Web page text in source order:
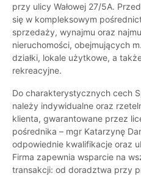
przy ulicy Wałowej 27/5A.
się w kompleksowym
sprzedaży, wynajmu oraz
nieruchomości, obejmujących
działki, lokale użytkowe, a
rekreacyjne.
Do charakterystycznych cech
należy indywidualne oraz
klienta, gwarantowane przez
pośrednika – mgr Katarzynę
odpowiednie kwalifikacje oraz
Firma zapewnia wsparcie na
transakcji: od doradztwa przy